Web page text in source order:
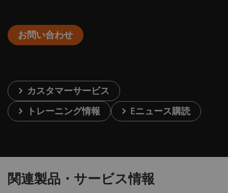
お問い合わせ
カスタマーサービス
トレーニング情報
Eニュース購読
関連製品・サービス情報